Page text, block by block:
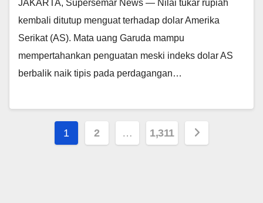
JAKARTA, Supersemar News — Nilai tukar rupiah
kembali ditutup menguat terhadap dolar Amerika
Serikat (AS). Mata uang Garuda mampu
mempertahankan penguatan meski indeks dolar AS
berbalik naik tipis pada perdagangan…
Paginasi
1 2 … 1,311